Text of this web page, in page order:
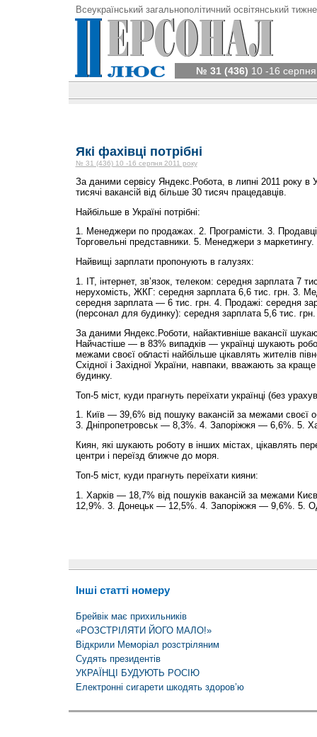
Всеукраїнський загальнополітичний освітянський
№ 31 (436) 10 -16
Які фахівці потрібні
№ 31 (436) 10 -16 серпня 2011 року
За даними сервісу Яндекс.Робота, в липні 2011 року в
тисячі вакансій від більше 30 тисяч працедавців.
Найбільше в Україні потрібні:
1. Менеджери по продажах. 2. Програмісти. 3. Продавці
Торговельні представники. 5. Менеджери з маркетингу.
Найвищі зарплати пропонують в галузях:
1. ІТ, інтернет, зв’язок, телеком: середня зарплата 7
нерухомість, ЖКГ: середня зарплата 6,6 тис. грн. 3.
середня зарплата — 6 тис. грн. 4. Продажі: середня
(персонал для будинку): середня зарплата 5,6 тис. грн.
За даними Яндекс.Роботи, найактивніше вакансії
Найчастіше — в 83% випадків — українці шукають
межами своєї області найбільше цікавлять жителів
Східної і Західної України, навпаки, вважають за
будинку.
Топ-5 міст, куди прагнуть переїхати українці (без
1. Київ — 39,6% від пошуку вакансій за межами своєї
3. Дніпропетровськ — 8,3%. 4. Запоріжжя — 6,6%. 5.
Киян, які шукають роботу в інших містах, цікавлять
центри і переїзд ближче до моря.
Топ-5 міст, куди прагнуть переїхати кияни:
1. Харків — 18,7% від пошуків вакансій за межами
12,9%. 3. Донецьк — 12,5%. 4. Запоріжжя — 9,6%. 5.
Інші статті номеру
Брейвік має прихильників
«РОЗСТРІЛЯТИ ЙОГО МАЛО!»
Відкрили Меморіал розстріляним
Судять президентів
УКРАЇНЦІ БУДУЮТЬ РОСІЮ
Електронні сигарети шкодять здоров’ю